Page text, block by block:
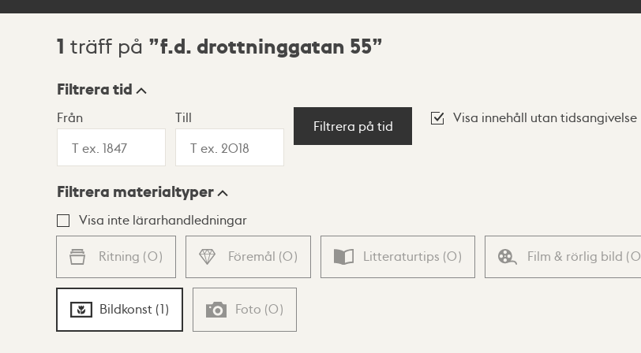
Sökresultat
1 träff på f.d. drottninggatan 55
Visningsläge
Lista Karta
Filtrera tid
Från Till
Filtrera på tid
Visa innehåll utan tidsangivelse
Filtrera materialtyper
Visa inte lärarhandledningar
Ritning (0) Föremål (0) Litteraturtips (0) Film & rörlig bild (0
Bildkonst (1) Foto (0)